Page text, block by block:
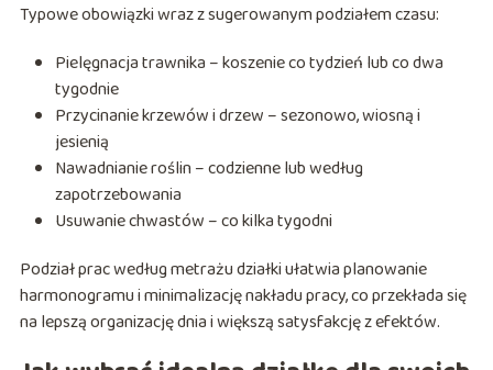
Typowe obowiązki wraz z sugerowanym podziałem czasu:
Pielęgnacja trawnika – koszenie co tydzień lub co dwa
tygodnie
Przycinanie krzewów i drzew – sezonowo, wiosną i
jesienią
Nawadnianie roślin – codzienne lub według
zapotrzebowania
Usuwanie chwastów – co kilka tygodni
Podział prac według metrażu działki ułatwia planowanie
harmonogramu i minimalizację nakładu pracy, co przekłada się
na lepszą organizację dnia i większą satysfakcję z efektów.